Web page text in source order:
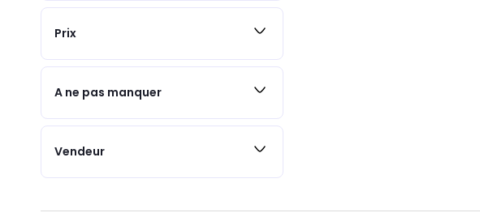
Prix
A ne pas manquer
Vendeur